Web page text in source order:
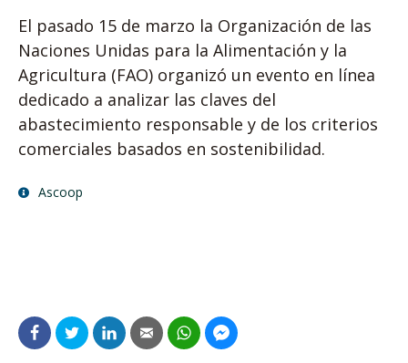
El pasado 15 de marzo la Organización de las
Naciones Unidas para la Alimentación y la
Agricultura (FAO) organizó un evento en línea
dedicado a analizar las claves del
abastecimiento responsable y de los criterios
comerciales basados en sostenibilidad.
Ascoop